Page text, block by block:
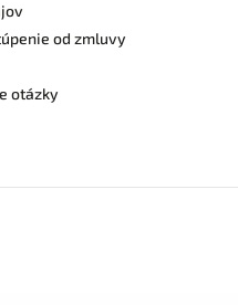
od zmluvy
otázky